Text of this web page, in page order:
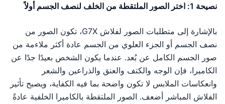
نصيحة 1: اختر الصور الملتقطة من الخلف لنصف الجسم أولاً
بالإشارة إلى متطلبات الصور لفلاش G7X، تكون الصور من
نصف الجسم أو الجزء العلوي من الجسم عادة أكثر ملاءمة من
صور الجسم الكامل عن بُعد. عندما يكون الشخص بعيدًا جدًا عن
الكاميرا، فإن الوجه والكتف والعنق والذراعين والشعر
وانعكاسات الملابس لا تكون واضحة بما فيه الكفاية، ويصبح تأثير
الفلاش المباشر أضعف. الصور الملتقطة بالكاميرا الخلفية عادةً